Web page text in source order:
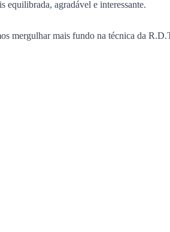
equilibrada, agradável e interessante.
mais fundo na técnica da